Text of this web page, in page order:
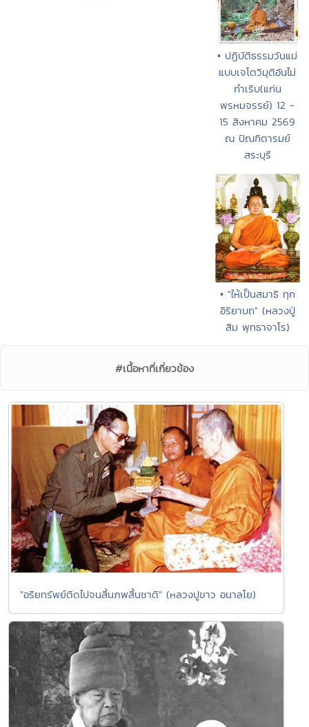
• ปฏิบัติธรรมวันแม่
แบบเจโตวิมุติอันไม่
กำเริบ(แก่น
พรหมจรรย์) 12 -
15 สิงหาคม 2569
ณ ปัณฑิตารมย์
สระบุรี
• "ให้เป็นสมาธิ ทุก
อิริยาบถ" (หลวงปู่
สิม พุทธาจาโร)
#เนื้อหาที่เกี่ยวข้อง
"อริยทรัพย์ติดไปจนสิ้นภพสิ้นชาติ" (หลวงปูขาว อนาลโย)